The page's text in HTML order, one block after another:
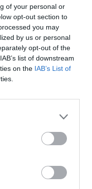
of your personal or
opt-out section to
you may
by us or personal
opt-out of the
list of downstream
on the IAB’s List of
de